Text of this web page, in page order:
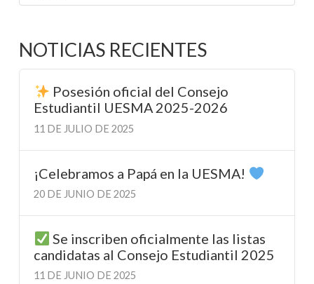
NOTICIAS RECIENTES
Posesión oficial del Consejo
Estudiantil UESMA 2025-2026
11 DE JULIO DE 2025
¡Celebramos a Papá en la UESMA!
20 DE JUNIO DE 2025
Se inscriben oficialmente las listas
candidatas al Consejo Estudiantil 2025
11 DE JUNIO DE 2025